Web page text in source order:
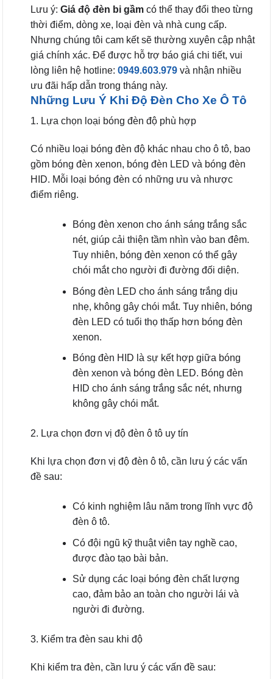
Lưu ý: Giá độ đèn bi gầm có thể thay đổi theo từng
thời điểm, dòng xe, loại đèn và nhà cung cấp.
Nhưng chúng tôi cam kết sẽ thường xuyên cập nhật
giá chính xác. Để được hỗ trợ báo giá chi tiết, vui
lòng liên hệ hotline: 0949.603.979 và nhận nhiều
ưu đãi hấp dẫn trong tháng này.
Những Lưu Ý Khi Độ Đèn Cho Xe Ô Tô
1. Lựa chọn loại bóng đèn độ phù hợp
Có nhiều loại bóng đèn độ khác nhau cho ô tô, bao
gồm bóng đèn xenon, bóng đèn LED và bóng đèn
HID. Mỗi loại bóng đèn có những ưu và nhược
điểm riêng.
Bóng đèn xenon cho ánh sáng trắng sắc
nét, giúp cải thiện tầm nhìn vào ban đêm.
Tuy nhiên, bóng đèn xenon có thể gây
chói mắt cho người đi đường đối diện.
Bóng đèn LED cho ánh sáng trắng dịu
nhẹ, không gây chói mắt. Tuy nhiên, bóng
đèn LED có tuổi thọ thấp hơn bóng đèn
xenon.
Bóng đèn HID là sự kết hợp giữa bóng
đèn xenon và bóng đèn LED. Bóng đèn
HID cho ánh sáng trắng sắc nét, nhưng
không gây chói mắt.
2. Lựa chọn đơn vị độ đèn ô tô uy tín
Khi lựa chọn đơn vị độ đèn ô tô, cần lưu ý các vấn
đề sau:
Có kinh nghiệm lâu năm trong lĩnh vực độ
đèn ô tô.
Có đội ngũ kỹ thuật viên tay nghề cao,
được đào tạo bài bản.
Sử dụng các loại bóng đèn chất lượng
cao, đảm bảo an toàn cho người lái và
người đi đường.
3. Kiểm tra đèn sau khi độ
Khi kiểm tra đèn, cần lưu ý các vấn đề sau: